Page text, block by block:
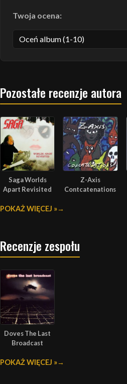
Twoja ocena:
Pozostałe recenzje autora
Saga Worlds
Apart Revisited
Z-Axis
Contcatenations
POKAŻ WIĘCEJ »
Recenzje zespołu
Doves The Last
Broadcast
POKAŻ WIĘCEJ »